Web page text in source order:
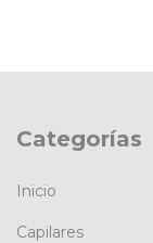
Categorías
Inicio
Capilares